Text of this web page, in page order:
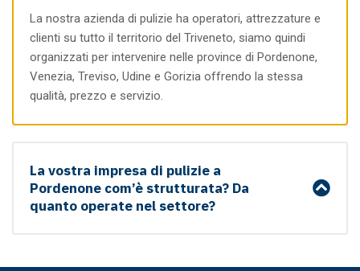
La nostra azienda di pulizie ha operatori, attrezzature e
clienti su tutto il territorio del Triveneto, siamo quindi
organizzati per intervenire nelle province di Pordenone,
Venezia, Treviso, Udine e Gorizia offrendo la stessa
qualità, prezzo e servizio.
La vostra impresa di pulizie a
Pordenone com’è strutturata? Da
quanto operate nel settore?